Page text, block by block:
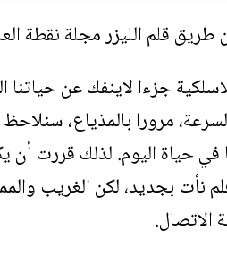
جزءا لاينفك عن
مرورا بالمذياع،
حياة اليوم. لذلك قررت أن
نأت بجديد، لكن الغريب
الاتصال.